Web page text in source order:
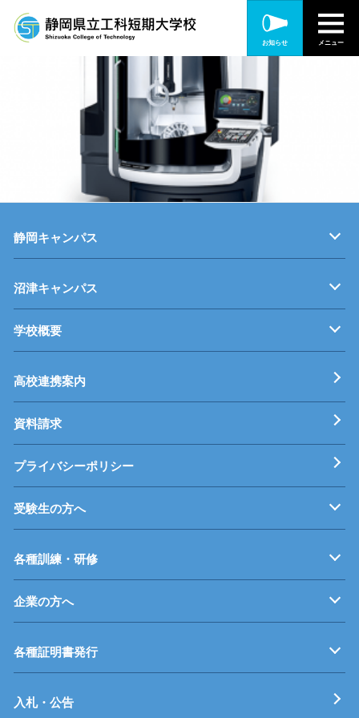
お知らせ メニュー
静岡キャンパス
キャンパス紹介
機械・制御技術科
電気技術科
建築設備科
沼津キャンパス
キャンパス紹介
機械・生産技術科
電子情報技術科
情報技術科
学校概要
基本理念
校長挨拶
すうじでみる静岡県立工科短期大学校
工科短大評価委員会
高校連携案内
資料請求
プライバシーポリシー
受験生の方へ
募集要項
オープンキャンパス
受験料等
高校連携案内
各種訓練・研修
企業従業員の方へ
再就職を考えている方へ
障がいのある方へ
企業の方へ
事業主推薦について
インターンシップについて
学生の求人について
各種証明書発行
工科短期大学校
技術専門校
ガス溶接技能講習
各種特別教育
入札・公告